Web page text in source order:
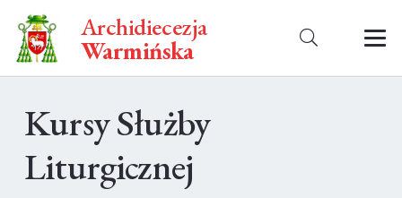
Archidiecezja
Warmińska
Kursy Służby
Liturgicznej